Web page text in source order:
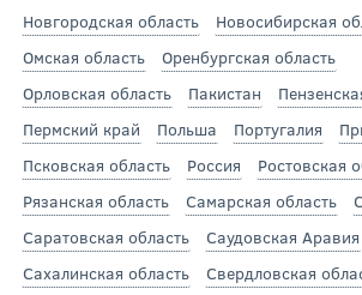
Новгородская область
Новосибирская
Омская область
Оренбургская область
Орловская область
Пакистан
Пермский край
Польша Португалия
Псковская область
Россия Ростовская
Рязанская область
Самарская область
Саратовская область
Саудовская Аравия
Сахалинская область
Свердловская